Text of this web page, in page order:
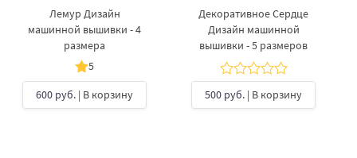
Лемур Дизайн
машинной вышивки - 4
размера
5
600 руб. | В корзину
Декоративное Сердце
Дизайн машинной
вышивки - 5 размеров
500 руб. | В корзину